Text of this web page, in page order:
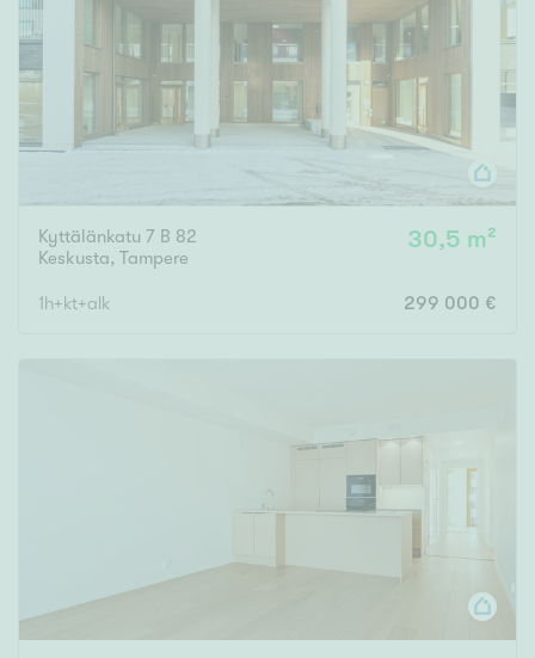
Kyttälänkatu 7 B 82
Keskusta, Tampere
30,5 m²
1h+kt+alk 299 000 €